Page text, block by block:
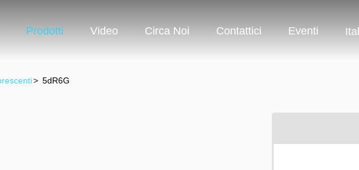
Prodotti Video Circa Noi Contattici Eventi
> 5dR6G